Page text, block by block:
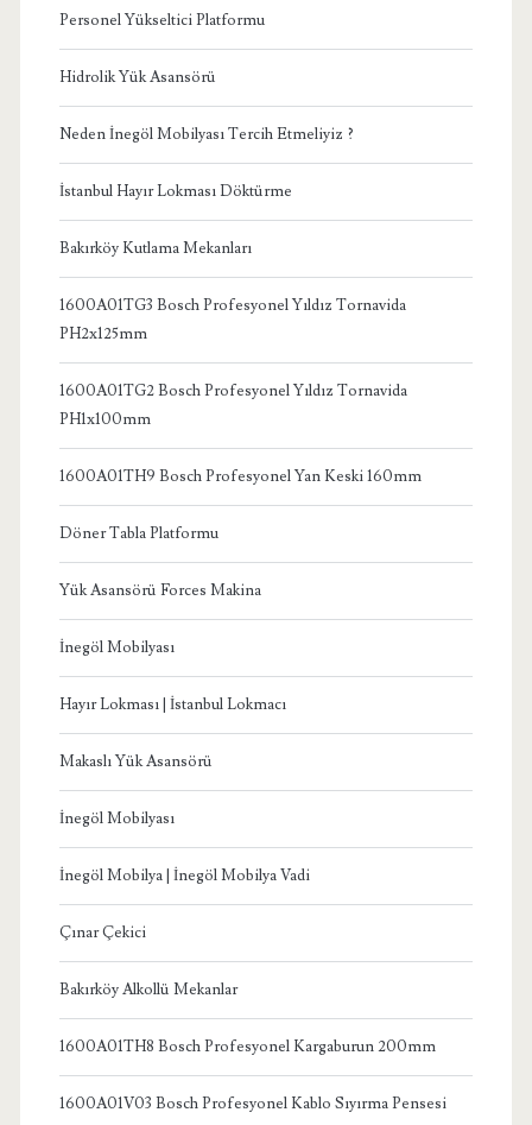
Personel Yükseltici Platformu
Hidrolik Yük Asansörü
Neden İnegöl Mobilyası Tercih Etmeliyiz ?
İstanbul Hayır Lokması Döktürme
Bakırköy Kutlama Mekanları
1600A01TG3 Bosch Profesyonel Yıldız Tornavida
PH2x125mm
1600A01TG2 Bosch Profesyonel Yıldız Tornavida
PH1x100mm
1600A01TH9 Bosch Profesyonel Yan Keski 160mm
Döner Tabla Platformu
Yük Asansörü Forces Makina
İnegöl Mobilyası
Hayır Lokması | İstanbul Lokmacı
Makaslı Yük Asansörü
İnegöl Mobilyası
İnegöl Mobilya | İnegöl Mobilya Vadi
Çınar Çekici
Bakırköy Alkollü Mekanlar
1600A01TH8 Bosch Profesyonel Kargaburun 200mm
1600A01V03 Bosch Profesyonel Kablo Sıyırma Pensesi